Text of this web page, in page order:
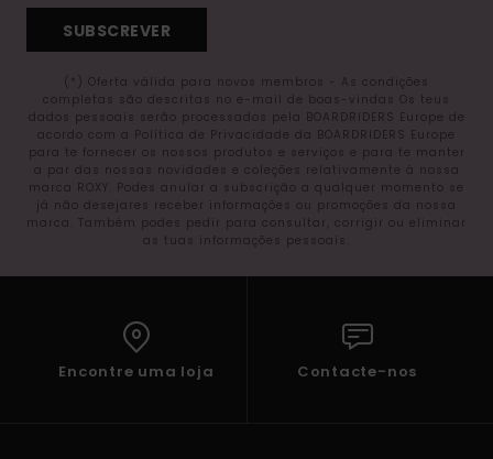
SUBSCREVER
(*) Oferta válida para novos membros - As condições
completas são descritas no e-mail de boas-vindas Os teus
dados pessoais serão processados pela BOARDRIDERS Europe de
acordo com a Política de Privacidade da BOARDRIDERS Europe
para te fornecer os nossos produtos e serviços e para te manter
a par das nossas novidades e coleções relativamente à nossa
marca ROXY. Podes anular a subscrição a qualquer momento se
já não desejares receber informações ou promoções da nossa
marca. Também podes pedir para consultar, corrigir ou eliminar
as tuas informações pessoais.
Encontre uma loja Contacte-nos